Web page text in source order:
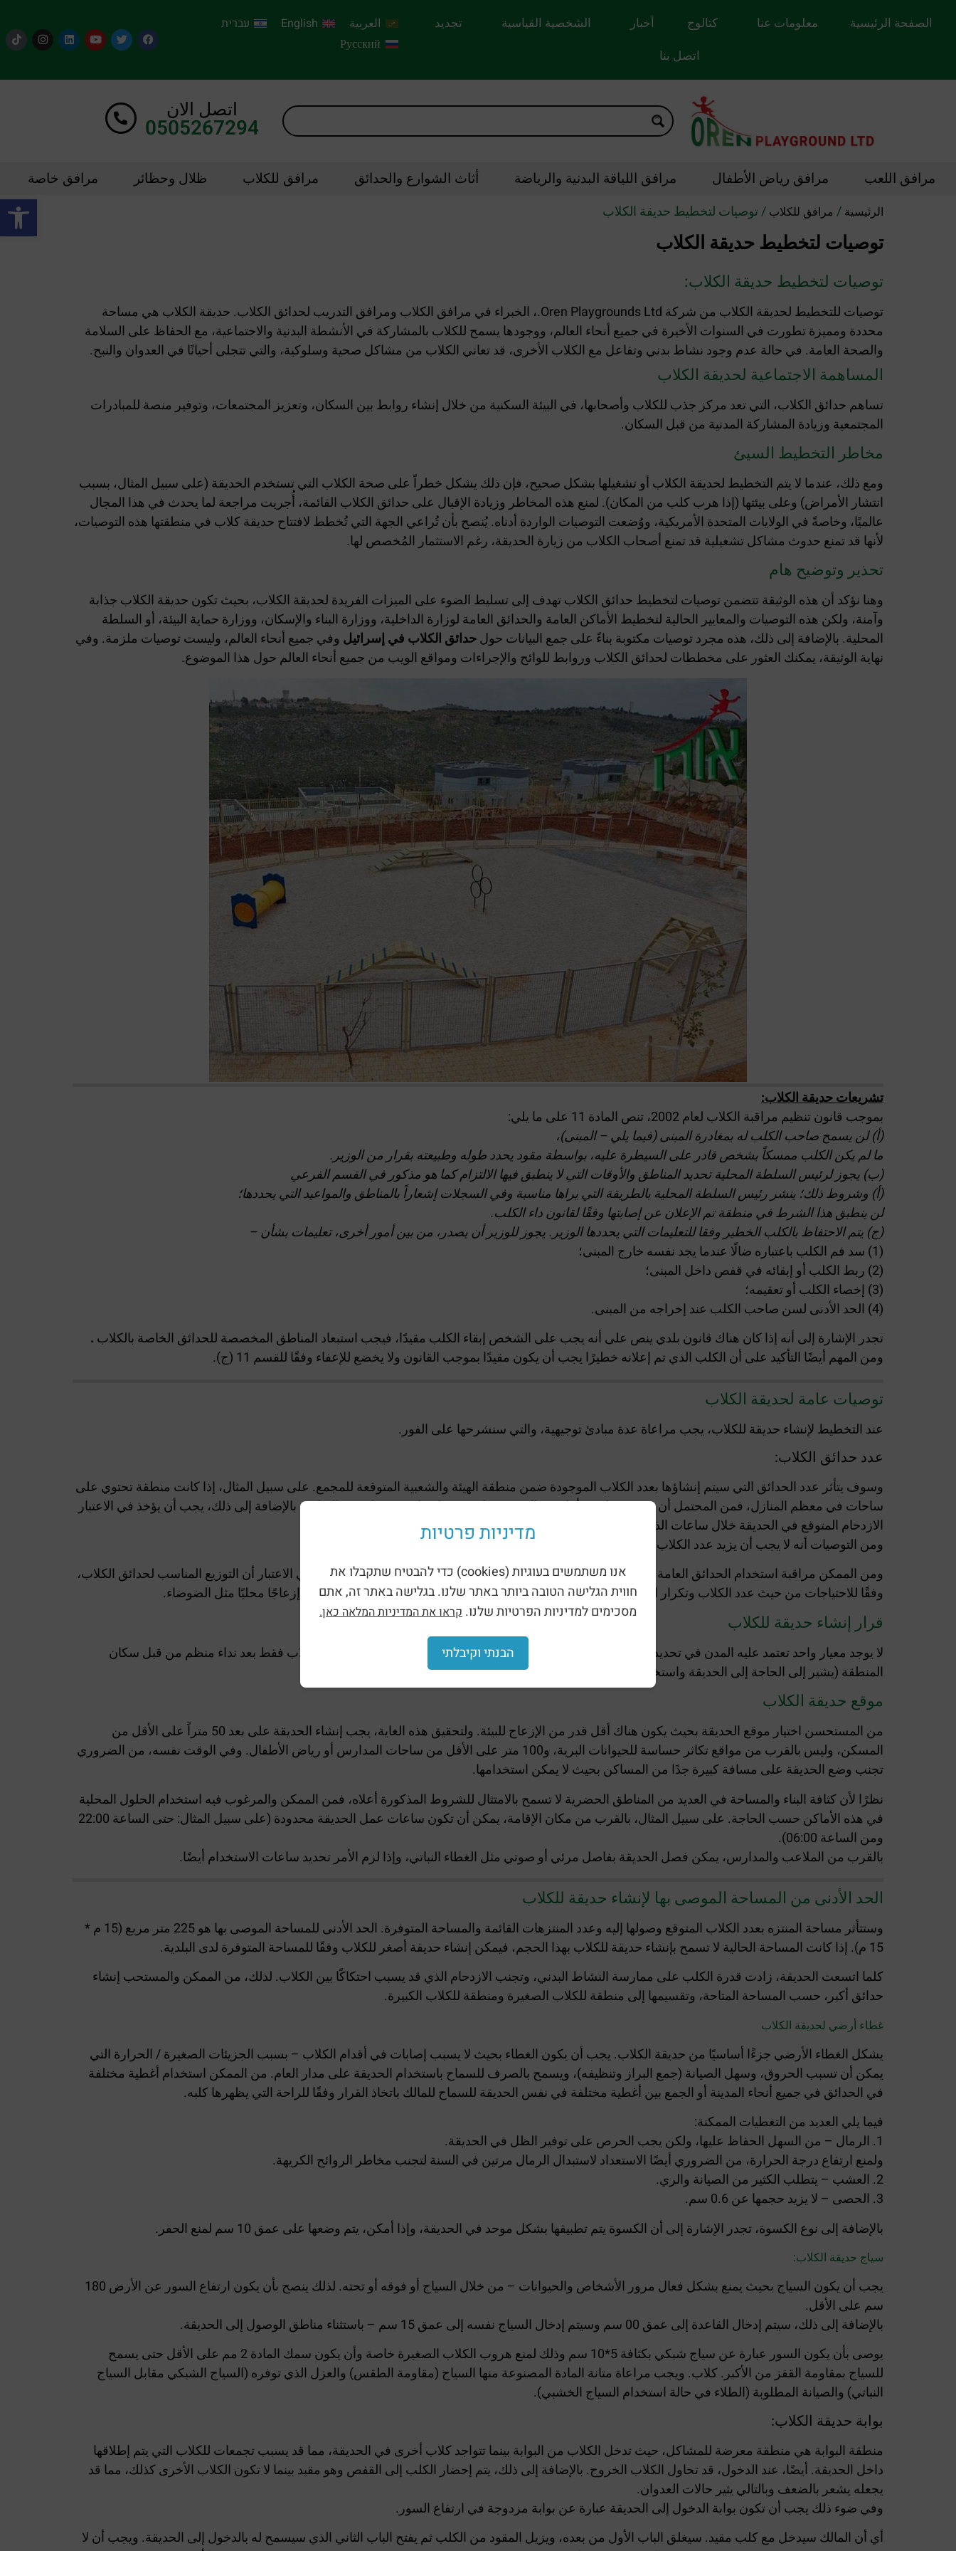
الصفحة الرئيسية معلومات عنا كتالوج أخبار الشخصية القياسية
تجديد
اتصل بنا
العربية English
עברית
Русский
اتصل الان
0505267294
مرافق اللعب مرافق رياض الأطفال مرافق اللياقة البدنية والرياضة أثاث الشوارع والحدائق مرافق للكلاب ظلال وحظائر مرافق خاصة
الرئيسية / مرافق للكلاب / توصيات لتخطيط حديقة الكلاب
توصيات لتخطيط حديقة الكلاب
توصيات لتخطيط حديقة الكلاب:
توصيات للتخطيط لحديقة الكلاب من شركة Oren Playgrounds Ltd.، الخبراء في مرافق الكلاب ومرافق التدريب لحدائق الكلاب. حديقة الكلاب هي مساحة
محددة ومميزة تطورت في السنوات الأخيرة في جميع أنحاء العالم، ووجودها يسمح للكلاب بالمشاركة في الأنشطة البدنية والاجتماعية، مع الحفاظ على السلامة
والصحة العامة. في حالة عدم وجود نشاط بدني وتفاعل مع الكلاب الأخرى، قد تعاني الكلاب من مشاكل صحية وسلوكية، والتي تتجلى أحيانًا في العدوان والنبح.
المساهمة الاجتماعية لحديقة الكلاب
تساهم حدائق الكلاب، التي تعد مركز جذب للكلاب وأصحابها، في البيئة السكنية من خلال إنشاء روابط بين السكان، وتعزيز المجتمعات، وتوفير منصة للمبادرات
المجتمعية وزيادة المشاركة المدنية من قبل السكان.
مخاطر التخطيط السيئ
ومع ذلك، عندما لا يتم التخطيط لحديقة الكلاب أو تشغيلها بشكل صحيح، فإن ذلك يشكل خطراً على صحة الكلاب التي تستخدم الحديقة (على سبيل المثال، بسبب
انتشار الأمراض) وعلى بيئتها (إذا هرب كلب من المكان). لمنع هذه المخاطر وزيادة الإقبال على حدائق الكلاب القائمة، أُجريت مراجعة لما يحدث في هذا المجال
عالميًا، وخاصةً في الولايات المتحدة الأمريكية، ووُضعت التوصيات الواردة أدناه. يُنصح بأن تُراعي الجهة التي تُخطط لافتتاح حديقة كلاب في منطقتها هذه التوصيات،
لأنها قد تمنع حدوث مشاكل تشغيلية قد تمنع أصحاب الكلاب من زيارة الحديقة، رغم الاستثمار المُخصص لها.
تحذير وتوضيح هام
وهنا نؤكد أن هذه الوثيقة تتضمن توصيات لتخطيط حدائق الكلاب تهدف إلى تسليط الضوء على الميزات الفريدة لحديقة الكلاب، بحيث تكون حديقة الكلاب جذابة
وآمنة، ولكن هذه التوصيات والمعايير الحالية لتخطيط الأماكن العامة والحدائق العامة لوزارة الداخلية، ووزارة البناء والإسكان، ووزارة حماية البيئة، أو السلطة
المحلية. بالإضافة إلى ذلك، هذه مجرد توصيات مكتوبة بناءً على جمع البيانات حولحدائق الكلاب في إسرائيل وفي جميع أنحاء العالم، وليست توصيات ملزمة. وفي
نهاية الوثيقة، يمكنك العثور على مخططات لحدائق الكلاب وروابط للوائح والإجراءات ومواقع الويب من جميع أنحاء العالم حول هذا الموضوع.
تشريعات حديقة الكلاب:
بموجب قانون تنظيم مراقبة الكلاب لعام 2002، تنص المادة 11 على ما يلي:
(أ) لن يسمح صاحب الكلب له بمغادرة المبنى (فيما يلي – المبنى)،
ما لم يكن الكلب ممسكاً بشخص قادر على السيطرة عليه، بواسطة مقود يحدد طوله وطبيعته بقرار من الوزير.
(ب) يجوز لرئيس السلطة المحلية تحديد المناطق والأوقات التي لا ينطبق فيها الالتزام كما هو مذكور في القسم الفرعي
(أ) وشروط ذلك؛ ينشر رئيس السلطة المحلية بالطريقة التي يراها مناسبة وفي السجلات إشعاراً بالمناطق والمواعيد التي يحددها؛
لن ينطبق هذا الشرط في منطقة تم الإعلان عن إصابتها وفقًا لقانون داء الكلب.
(ج) يتم الاحتفاظ بالكلب الخطير وفقا للتعليمات التي يحددها الوزير. يجوز للوزير أن يصدر، من بين أمور أخرى، تعليمات بشأن –
(1) سد فم الكلب باعتباره ضالًا عندما يجد نفسه خارج المبنى؛
(2) ربط الكلب أو إبقائه في قفص داخل المبنى؛
(3) إخصاء الكلب أو تعقيمه؛
(4) الحد الأدنى لسن صاحب الكلب عند إخراجه من المبنى.
تجدر الإشارة إلى أنه إذا كان هناك قانون بلدي ينص على أنه يجب على الشخص إبقاء الكلب مقيدًا، فيجب استبعاد المناطق المخصصة للحدائق الخاصة بالكلاب .
ومن المهم أيضًا التأكيد على أن الكلب الذي تم إعلانه خطيرًا يجب أن يكون مقيدًا بموجب القانون ولا يخضع للإعفاء وفقًا للقسم 11 (ج).
توصيات عامة لحديقة الكلاب
عند التخطيط لإنشاء حديقة للكلاب، يجب مراعاة عدة مبادئ توجيهية، والتي سنشرحها على الفور.
عدد حدائق الكلاب:
وسوف يتأثر عدد الحدائق التي سيتم إنشاؤها بعدد الكلاب الموجودة ضمن منطقة الهيئة والشعبية المتوقعة للمجمع. على سبيل المثال، إذا كانت منطقة تحتوي على
ساحات في معظم المنازل، فمن المحتمل أن يستخدمها عدد أقل من المتنزه مقارنة بمنطقة لا يوجد بها سوى المباني. بالإضافة إلى ذلك، يجب أن يؤخذ في الاعتبار
الازدحام المتوقع في الحديقة خلال ساعات الذروة –
ومن التوصيات أنه لا يجب أن يزيد عدد الكلاب في مساحة دونم واحد عن 30 كلباً.
ومن الممكن مراقبة استخدام الحدائق العامة من قبل الكلاب وأصحابها لاتخاذ القرار بإنشاء حديقة. ويجب أن يؤخذ في الاعتبار أن التوزيع المناسب لحدائق الكلاب،
وفقًا للاحتياجات من حيث عدد الكلاب وتكرار الاستخدام، سيمنع زيادة استخدام الحدائق العامة القائمة، مما قد يسبب إزعاجًا محليًا مثل الضوضاء.
قرار إنشاء حديقة للكلاب
لا يوجد معيار واحد تعتمد عليه المدن في تحديد إنشاء حديقة للكلاب. في بعض المدن، يتم اتخاذ قرار إنشاء حديقة للكلاب فقط بعد نداء منظم من قبل سكان
المنطقة (يشير إلى الحاجة إلى الحديقة واستخدامها)، بينما في مدن أخرى، يتم إنشاء الحديقة من قبل البلدية.
موقع حديقة الكلاب
من المستحسن اختيار موقع الحديقة بحيث يكون هناك أقل قدر من الإزعاج للبيئة. ولتحقيق هذه الغاية، يجب إنشاء الحديقة على بعد 50 متراً على الأقل من
المسكن، وليس بالقرب من مواقع تكاثر حساسة للحيوانات البرية، و100 متر على الأقل من ساحات المدارس أو رياض الأطفال. وفي الوقت نفسه، من الضروري
تجنب وضع الحديقة على مسافة كبيرة جدًا من المساكن بحيث لا يمكن استخدامها.
نظرًا لأن كثافة البناء والمساحة في العديد من المناطق الحضرية لا تسمح بالامتثال للشروط المذكورة أعلاه، فمن الممكن والمرغوب فيه استخدام الحلول المحلية
في هذه الأماكن حسب الحاجة. على سبيل المثال، بالقرب من مكان الإقامة، يمكن أن تكون ساعات عمل الحديقة محدودة (على سبيل المثال: حتى الساعة 22:00
ومن الساعة 06:00).
بالقرب من الملاعب والمدارس، يمكن فصل الحديقة بفاصل مرئي أو صوتي مثل الغطاء النباتي، وإذا لزم الأمر تحديد ساعات الاستخدام أيضًا.
الحد الأدنى من المساحة الموصى بها لإنشاء حديقة للكلاب
وستتأثر مساحة المنتزه بعدد الكلاب المتوقع وصولها إليه وعدد المنتزهات القائمة والمساحة المتوفرة. الحد الأدنى للمساحة الموصى بها هو 225 متر مربع (15 م *
15 م). إذا كانت المساحة الحالية لا تسمح بإنشاء حديقة للكلاب بهذا الحجم، فيمكن إنشاء حديقة أصغر للكلاب وفقًا للمساحة المتوفرة لدى البلدية.
كلما اتسعت الحديقة، زادت قدرة الكلب على ممارسة النشاط البدني، وتجنب الازدحام الذي قد يسبب احتكاكًا بين الكلاب. لذلك، من الممكن والمستحب إنشاء
حدائق أكبر، حسب المساحة المتاحة، وتقسيمها إلى منطقة للكلاب الصغيرة ومنطقة للكلاب الكبيرة.
غطاء أرضي لحديقة الكلاب
يشكل الغطاء الأرضي جزءًا أساسيًا من حديقة الكلاب. يجب أن يكون الغطاء بحيث لا يسبب إصابات في أقدام الكلاب – بسبب الجزيئات الصغيرة / الحرارة التي
يمكن أن تسبب الحروق، وسهل الصيانة (جمع البراز وتنظيفه)، ويسمح بالصرف للسماح باستخدام الحديقة على مدار العام. من الممكن استخدام أغطية مختلفة
في الحدائق في جميع أنحاء المدينة أو الجمع بين أغطية مختلفة في نفس الحديقة للسماح للمالك باتخاذ القرار وفقًا للراحة التي يظهرها كلبه.
فيما يلي العديد من التغطيات الممكنة:
1. الرمال – من السهل الحفاظ عليها، ولكن يجب الحرص على توفير الظل في الحديقة.
ولمنع ارتفاع درجة الحرارة، من الضروري أيضًا الاستعداد لاستبدال الرمال مرتين في السنة لتجنب مخاطر الروائح الكريهة.
2. العشب – يتطلب الكثير من الصيانة والري.
3. الحصى – لا يزيد حجمها عن 0.6 سم.
بالإضافة إلى نوع الكسوة، تجدر الإشارة إلى أن الكسوة يتم تطبيقها بشكل موحد في الحديقة، وإذا أمكن، يتم وضعها على عمق 10 سم لمنع الحفر.
سياج حديقة الكلاب:
يجب أن يكون السياج بحيث يمنع بشكل فعال مرور الأشخاص والحيوانات – من خلال السياج أو فوقه أو تحته. لذلك ينصح بأن يكون ارتفاع السور عن الأرض 180
سم على الأقل.
بالإضافة إلى ذلك، سيتم إدخال القاعدة إلى عمق 00 سم وسيتم إدخال السياج نفسه إلى عمق 15 سم – باستثناء مناطق الوصول إلى الحديقة.
يوصى بأن يكون السور عبارة عن سياج شبكي بكثافة 5*10 سم وذلك لمنع هروب الكلاب الصغيرة خاصة وأن يكون سمك المادة 2 مم على الأقل حتى يسمح
للسياج بمقاومة القفز من الأكبر. كلاب. ويجب مراعاة متانة المادة المصنوعة منها السياج (مقاومة الطقس) والعزل الذي توفره (السياج الشبكي مقابل السياج
النباتي) والصيانة المطلوبة (الطلاء في حالة استخدام السياج الخشبي).
بوابة حديقة الكلاب:
منطقة البوابة هي منطقة معرضة للمشاكل، حيث تدخل الكلاب من البوابة بينما تتواجد كلاب أخرى في الحديقة، مما قد يسبب تجمعات للكلاب التي يتم إطلاقها
داخل الحديقة. أيضًا، عند الدخول، قد تحاول الكلاب الخروج. بالإضافة إلى ذلك، يتم إحضار الكلب إلى القفص وهو مقيد بينما لا تكون الكلاب الأخرى كذلك، مما قد
يجعله يشعر بالضعف وبالتالي يثير حالات العدوان.
وفي ضوء ذلك يجب أن تكون بوابة الدخول إلى الحديقة عبارة عن بوابة مزدوجة في ارتفاع السور.
أي أن المالك سيدخل مع كلب مقيد. سيغلق الباب الأول من بعده، ويزيل المقود من الكلب ثم يفتح الباب الثاني الذي سيسمح له بالدخول إلى الحديقة. ويجب أن لا
מדיניות פרטיות
אנו משתמשים בעוגיות (cookies) כדי להבטיח שתקבלו את
חווית הגלישה הטובה ביותר באתר שלנו. בגלישה באתר זה, אתם
מסכימים למדיניות הפרטיות שלנו. קראו את המדיניות המלאה כאן.
הבנתי וקיבלתי